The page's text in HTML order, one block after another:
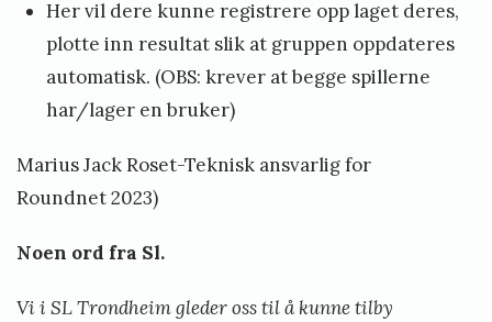
Her vil dere kunne registrere opp laget deres,
plotte inn resultat slik at gruppen oppdateres
automatisk. (OBS: krever at begge spillerne
har/lager en bruker)
Marius Jack Roset-Teknisk ansvarlig for
Roundnet 2023)
Noen ord fra Sl.
Vi i SL Trondheim gleder oss til å kunne tilby